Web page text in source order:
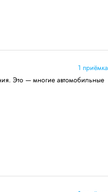
1 приёмка
Это — многие автомобильные